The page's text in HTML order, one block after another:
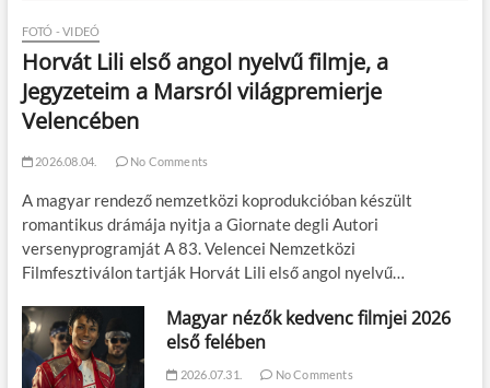
FOTÓ - VIDEÓ
Horvát Lili első angol nyelvű filmje, a
Jegyzeteim a Marsról világpremierje
Velencében
2026.08.04. No Comments
A magyar rendező nemzetközi koprodukcióban készült
romantikus drámája nyitja a Giornate degli Autori
versenyprogramját A 83. Velencei Nemzetközi
Filmfesztiválon tartják Horvát Lili első angol nyelvű…
Magyar nézők kedvenc filmjei 2026
első felében
2026.07.31. No Comments